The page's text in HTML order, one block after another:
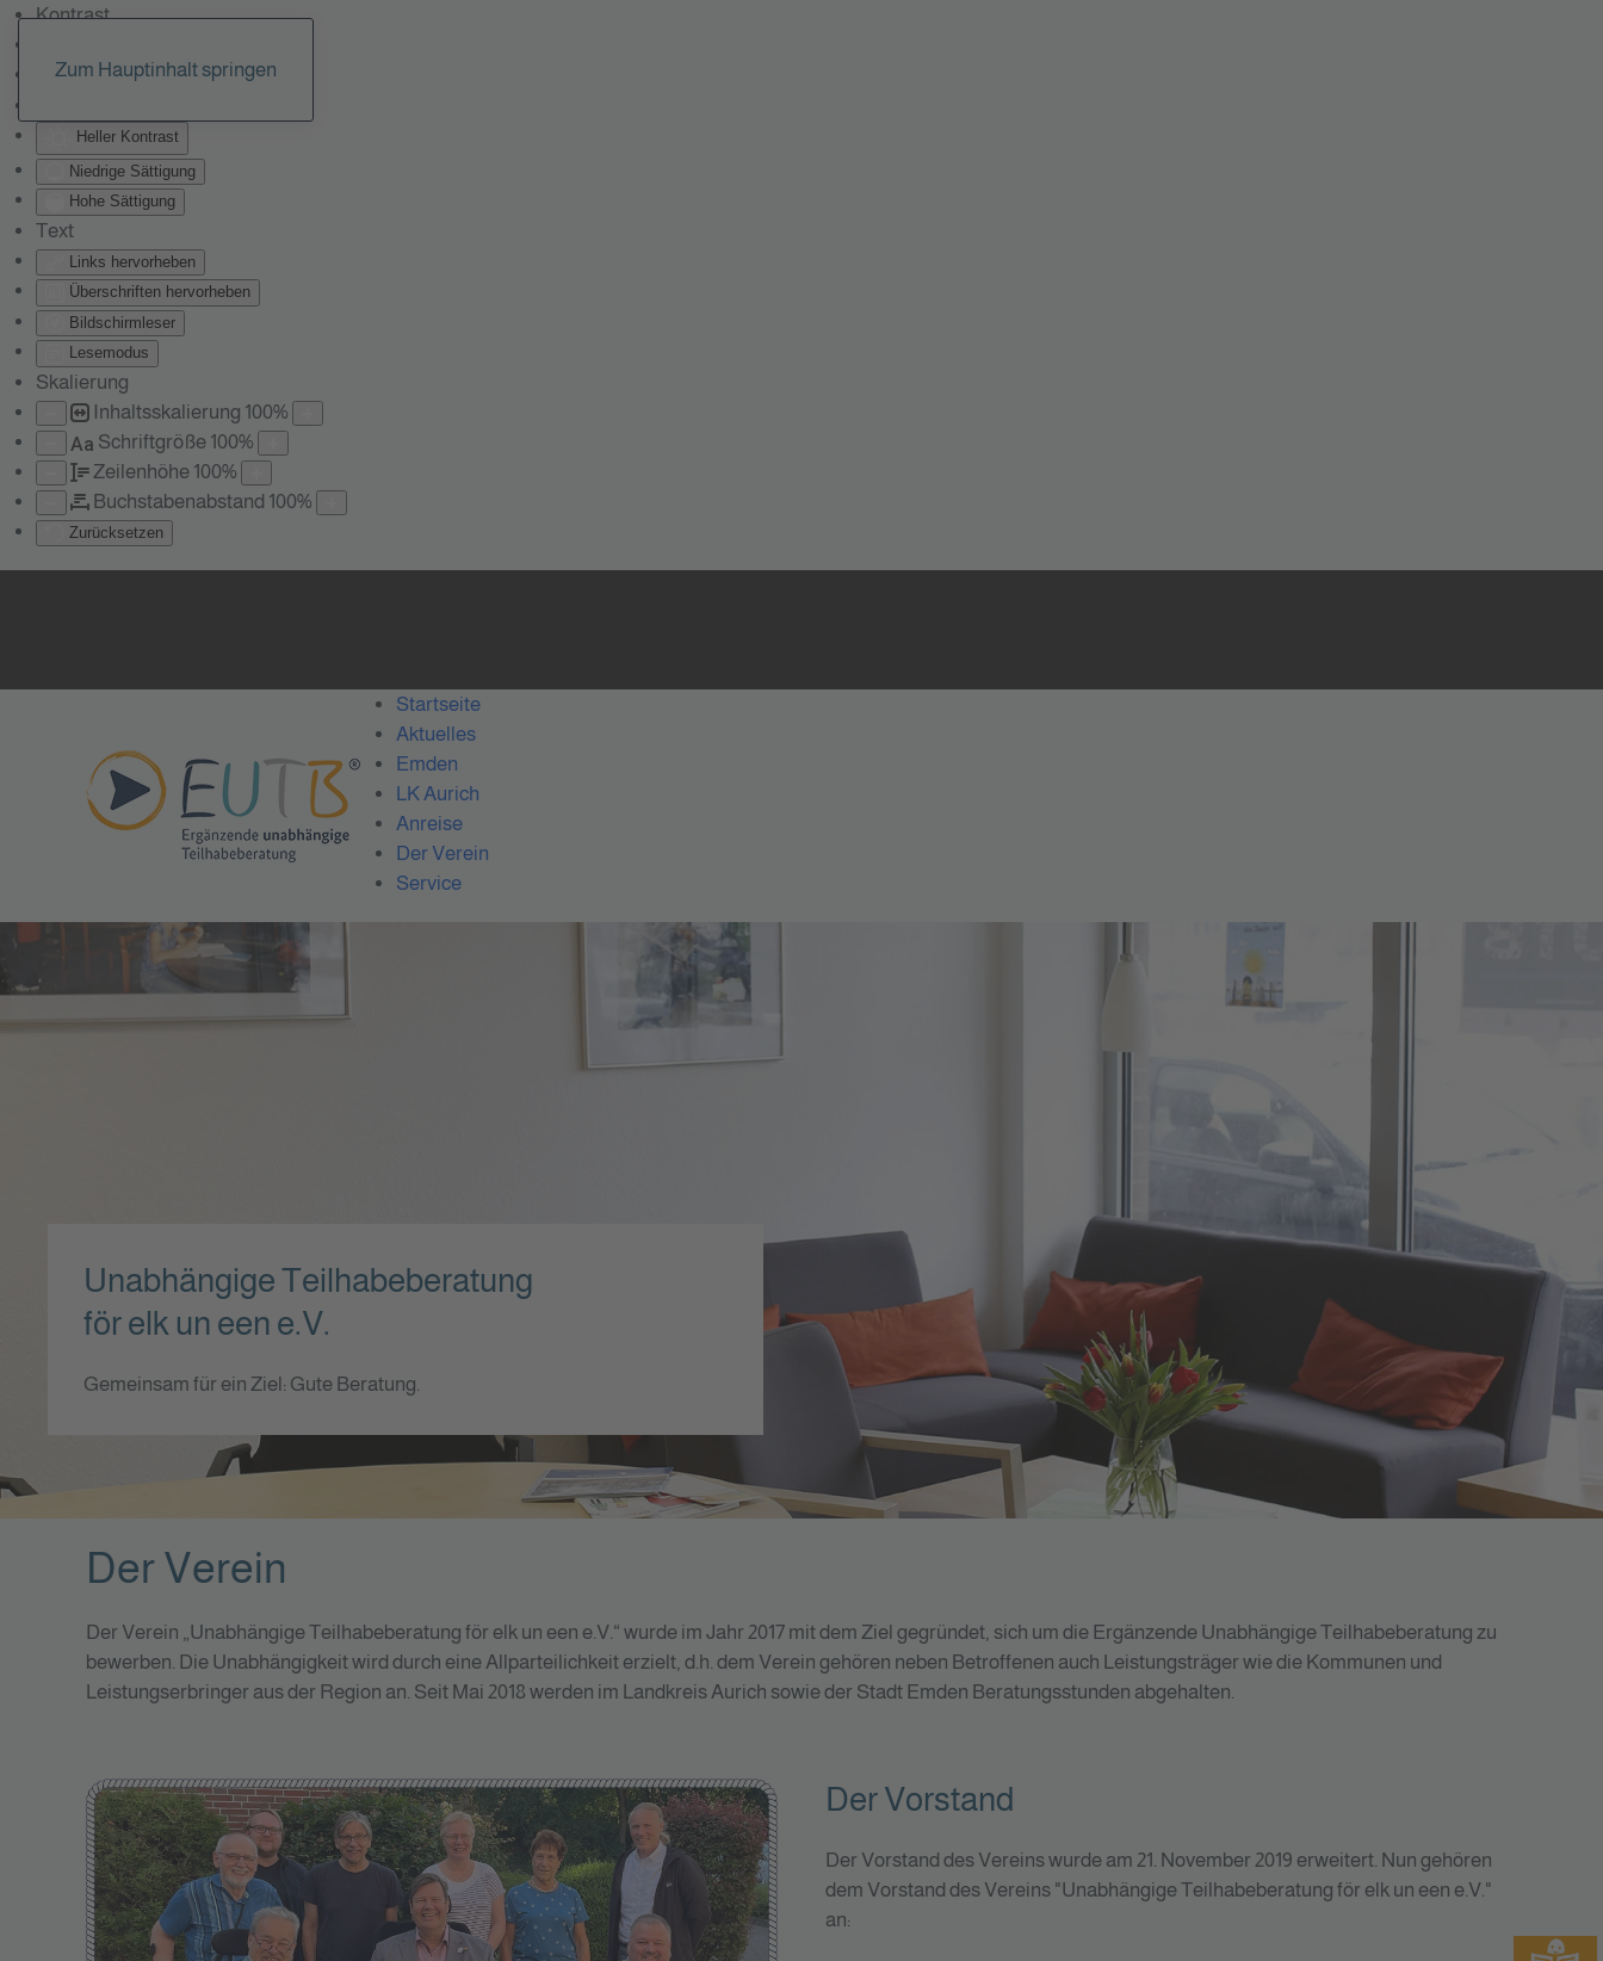
Kontrast
Monochrom
Heller Kontrast
Niedrige Sättigung
Hohe Sättigung
Text
Links hervorheben
Überschriften hervorheben
Bildschirmleser
Lesemodus
Skalierung
Inhaltsskalierung 100%
Aa Schriftgröße 100%
Zeilenhöhe 100%
Buchstabenabstand 100%
Zurücksetzen
Zum Hauptinhalt springen
Startseite
Aktuelles
Emden
LK Aurich
Anreise
Der Verein
Service
Unabhängige Teilhabeberatung
för elk un een e.V.
Gemeinsam für ein Ziel: Gute Beratung.
Der Verein
Der Verein „Unabhängige Teilhabeberatung för elk un een e.V.“ wurde im Jahr 2017 mit dem Ziel gegründet, sich um die Ergänzende Unabhängige Teilhabeberatung zu
bewerben. Die Unabhängigkeit wird durch eine Allparteilichkeit erzielt, d.h. dem Verein gehören neben Betroffenen auch Leistungsträger wie die Kommunen und
Leistungserbringer aus der Region an. Seit Mai 2018 werden im Landkreis Aurich sowie der Stadt Emden Beratungsstunden abgehalten.
Der Vorstand
Der Vorstand des Vereins wurde am 21. November 2019 erweitert. Nun gehören
dem Vorstand des Vereins "Unabhängige Teilhabeberatung för elk un een e.V."
an: